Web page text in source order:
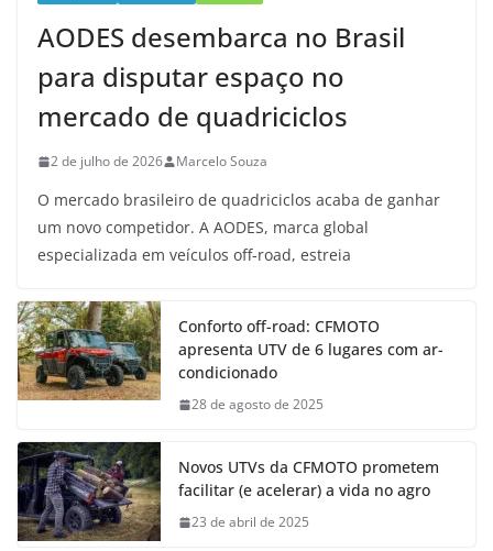
AODES desembarca no Brasil
para disputar espaço no
mercado de quadriciclos
2 de julho de 2026 Marcelo Souza
O mercado brasileiro de quadriciclos acaba de ganhar
um novo competidor. A AODES, marca global
especializada em veículos off-road, estreia
Conforto off-road: CFMOTO
apresenta UTV de 6 lugares com ar-
condicionado
28 de agosto de 2025
Novos UTVs da CFMOTO prometem
facilitar (e acelerar) a vida no agro
23 de abril de 2025